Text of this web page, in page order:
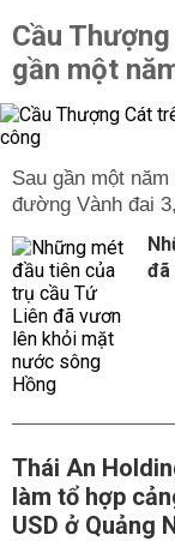
Cầu
gần một
Sau gần một
đường Vành đai
đã
Thái An
làm tổ hợp
USD ở Quảng